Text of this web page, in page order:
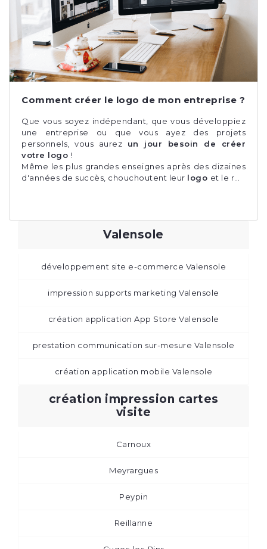
Comment créer le logo de mon entreprise ?
Que vous soyez indépendant, que vous développiez
une entreprise ou que vous ayez des projets
personnels, vous aurez un jour besoin de créer
votre logo !
Même les plus grandes enseignes après des dizaines
d'années de succès, chouchoutent leur logo et le r…
Valensole
développement site e-commerce Valensole
impression supports marketing Valensole
création application App Store Valensole
prestation communication sur-mesure Valensole
création application mobile Valensole
création impression cartes
visite
Carnoux
Meyrargues
Peypin
Reillanne